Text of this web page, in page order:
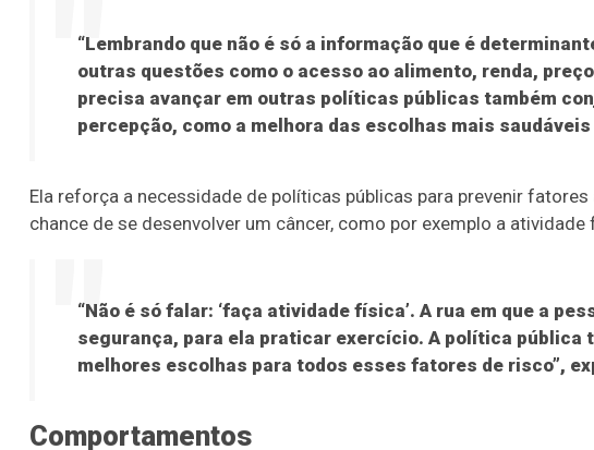
“Lembrando que não é só a informação que é
outras questões como o acesso ao alimento, renda,
precisa avançar em outras políticas públicas também
percepção, como a melhora das escolhas mais
Ela reforça a necessidade de políticas públicas para prevenir
chance de se desenvolver um câncer, como por exemplo a
“Não é só falar: ‘faça atividade física’. A rua em que a
segurança, para ela praticar exercício. A política pública
melhores escolhas para todos esses fatores de risco”,
Comportamentos